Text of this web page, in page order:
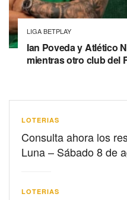
LIGA BETPLAY
Ian Poveda y Atlético
mientras otro club del
LOTERIAS
Consulta ahora los
Luna – Sábado 8 de
LOTERIAS